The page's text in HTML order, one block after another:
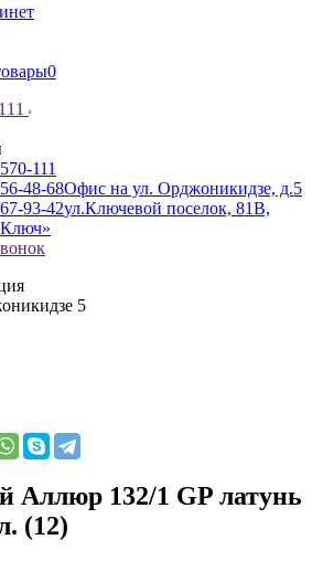
0
111
48-68Офис на ул. Орджоникидзе, д.5
93-42ул.Ключевой поселок, 81В,
5
Аллюр 132/1 GP латунь
(12)